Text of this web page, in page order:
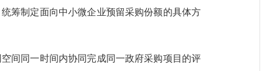
筹制定面向中小微企业预留采购份额的具体方
间同一时间内协同完成同一政府采购项目的评